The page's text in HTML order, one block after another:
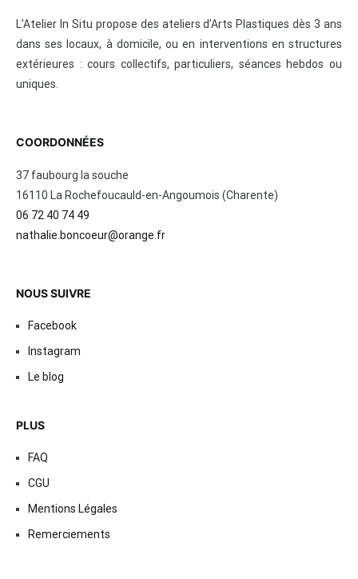
L’Atelier In Situ propose des ateliers d’Arts Plastiques dès 3 ans
dans ses locaux, à domicile, ou en interventions en structures
extérieures : cours collectifs, particuliers, séances hebdos ou
uniques.
COORDONNÉES
37 faubourg la souche
16110 La Rochefoucauld-en-Angoumois (Charente)
06 72 40 74 49
nathalie.boncoeur@orange.fr
NOUS SUIVRE
Facebook
Instagram
Le blog
PLUS
FAQ
CGU
Mentions Légales
Remerciements